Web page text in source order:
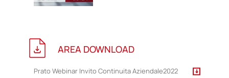
AREA DOWNLOAD
Prato Webinar Invito Continuita Aziendale2022